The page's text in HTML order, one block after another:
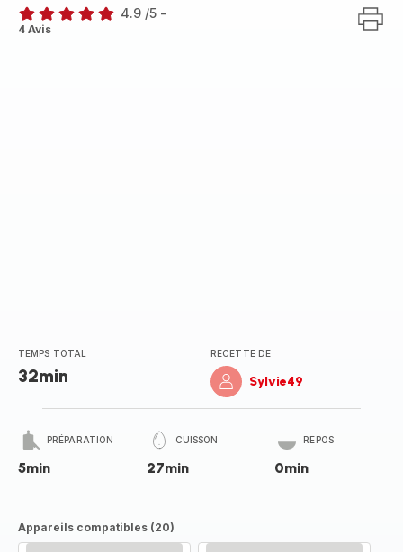
ratings.4.9
4.9 /5 -
4 Avis
TEMPS TOTAL
32min
RECETTE DE
Sylvie49
PRÉPARATION
5min
CUISSON
27min
REPOS
0min
Appareils compatibles (20)